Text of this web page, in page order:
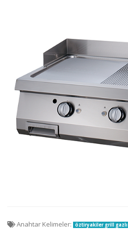
Anahtar Kelimeler: öztiryakiler grill gazlı